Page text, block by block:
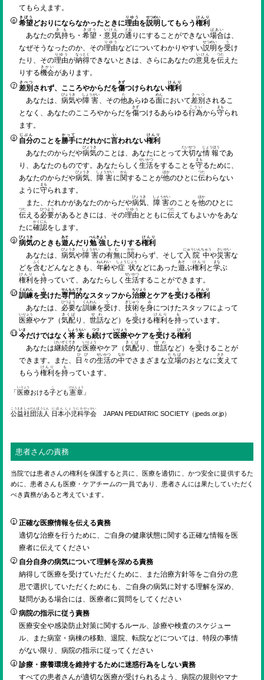
てもらえます。
希望
きぼう
どおりにならなかったときに理由
りゆう
を説明
せつめい
してもらう権利
けんり
あなたの気持
きも
ち・ 希望
きぼう
・ 意見
いけん
の通
とお
りにすることができない場合
ばあい
は、
なぜそうなったのか、その理由
りゆう
などについてわかりやすい説明
せつめい
を受
う
け
たり、その理由
りゆう
が納得
なっとく
できないときは、さらにあなたの意見
いけん
を伝
つた
えた
りする機会
きかい
があります。
差別
さべつ
されず、こころやからだを傷
きず
つけられない権利
けんり
あなたは、 病気
びょうき
や障害
しょうがい
、その他
た
あらゆる面
めん
において差別
さべつ
されるこ
となく、あなたのこころやからだを傷
きず
つけるあらゆる行為
こうい
から守
まも
られ
ます。
自分
じぶん
のことを勝手
かって
にだれかに言
い
われない権利
けんり
あなたのからだや病気
びょうき
のことは、あなたにとって大切
たいせつ
な情報
じょうほう
であ
り、あなたのものです。あなたらしく 生活
せいかつ
をすることを守
まも
るために、
あなたのからだや病気
びょうき
、 障害
しょうがい
に関
かん
することが他
ほか
のひとに伝
つた
わらない
ように守
まも
られます。
また、だれかがあなたのからだや病気
びょうき
、 障害
しょうがい
のことを他
ほか
のひとに
伝
つた
える必要
ひつよう
があるときには、その理由
りゆう
とともに伝
つた
えてもよいかをあな
たに確認
かくにん
をします。
病気
びょうき
のときも遊
あそ
んだり勉強
べんきょう
したりする権利
けんり
あなたは、 病気
びょうき
や障害
しょうがい
の有無
うむ
に関
かか
わらず、そして 入院
にゅういん
中
ちゅう
や災害
さいがい
な
どを含
ふく
むどんなときも、 年齢
ねんれい
や症状
しょうじょう
などにあった遊
あそ
ぶ権利
けんり
と学
まな
ぶ
権利
けんり
を持
も
っていて、あなたらしく 生活
せいかつ
することができます。
訓練
くんれん
を受
う
けた専門的
せんもんてき
なスタッフから治療
ちりょう
とケアを受
う
ける権利
けんり
あなたは、 必要
ひつよう
な訓練
くんれん
を受
う
け、 技術
ぎじゅつ
を身
み
につけたスタッフによって
医療
いりょう
やケア（気配
きくば
り、 世話
せわ
など）を受
う
ける権利
けんり
を持
も
っています。
今
いま
だけではなく 将来
しょうらい
も続
つづ
けて 医療
いりょう
やケアを受
う
ける権利
けんり
あなたは継続的
けいぞくてき
な 医療
いりょう
やケア（気配
きくば
り、 世話
せわ
など）を受
う
けることが
できます。また、
日々
ひび
の生活
せいかつ
の中
なか
でさまざまな立場
たちば
のおとなに支
ささ
えて
もらう 権利
けんり
を持
も
っています。
「医療
いりょう
おける子
こ
ども憲章
けんしょう
」
公益
こうえき
社団
しゃだん
法人
ほうじん
日本
にほん
小児科
しょうにか
学
がっ
会
かい
JAPAN PEDIATRIC SOCIETY（jpeds.or.jp）
患者さんの責務
当院では患者さんの権利を保護すると共に、医療を適切に、かつ安全に提供するた
めに、患者さんも医療・ケアチームの一員であり、患者さんには果たしていただく
べき責務があると考えています。
正確な医療情報を伝える責務
適切な治療を行うために、ご自身の健康状態に関する正確な情報を医
療者に伝えてください
自分自身の病気について理解を深める責務
納得して医療を受けていただくために、また治療方針等をご自分の意
思で選択していただくためにも、ご自身の病気に対する理解を深め、
疑問がある場合には、医療者に質問をしてください
病院の指示に従う責務
医療安全や感染防止対策に関するルール、診療や検査のスケジュー
ル、また病室・病棟の移動、退院、転院などについては、特段の事情
がない限り、病院の指示に従ってください
診療・療養環境を維持するために迷惑行為をしない責務
すべての患者さんが適切な医療が受けられるよう、病院の規則やマナ